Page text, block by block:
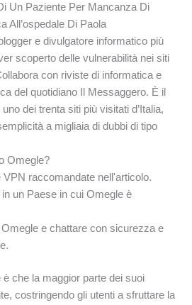
Un Paziente Per Mancanza Di
All’ospedale Di Paola
e divulgatore informatico più
scoperto delle vulnerabilità nei siti
con riviste di informatica e
del quotidiano Il Messaggero. È il
dei trenta siti più visitati d’Italia,
a migliaia di dubbi di tipo
Omegle?
VPN raccomandate nell'articolo.
un Paese in cui Omegle è
e chattare con sicurezza e
che la maggior parte dei suoi
costringendo gli utenti a sfruttare la